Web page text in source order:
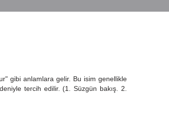
gibi anlamlara gelir. Bu isim genellikle
tercih edilir. (1. Süzgün bakış. 2.